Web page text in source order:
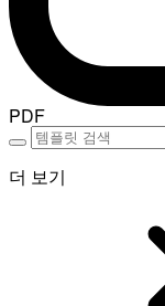
PDF
더 보기